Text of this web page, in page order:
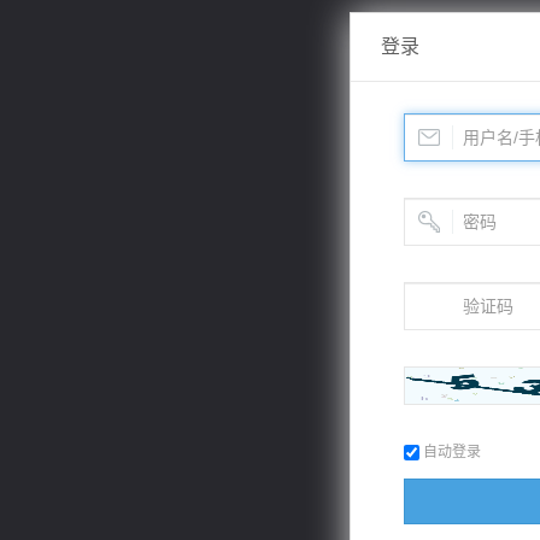
登录
自动登录